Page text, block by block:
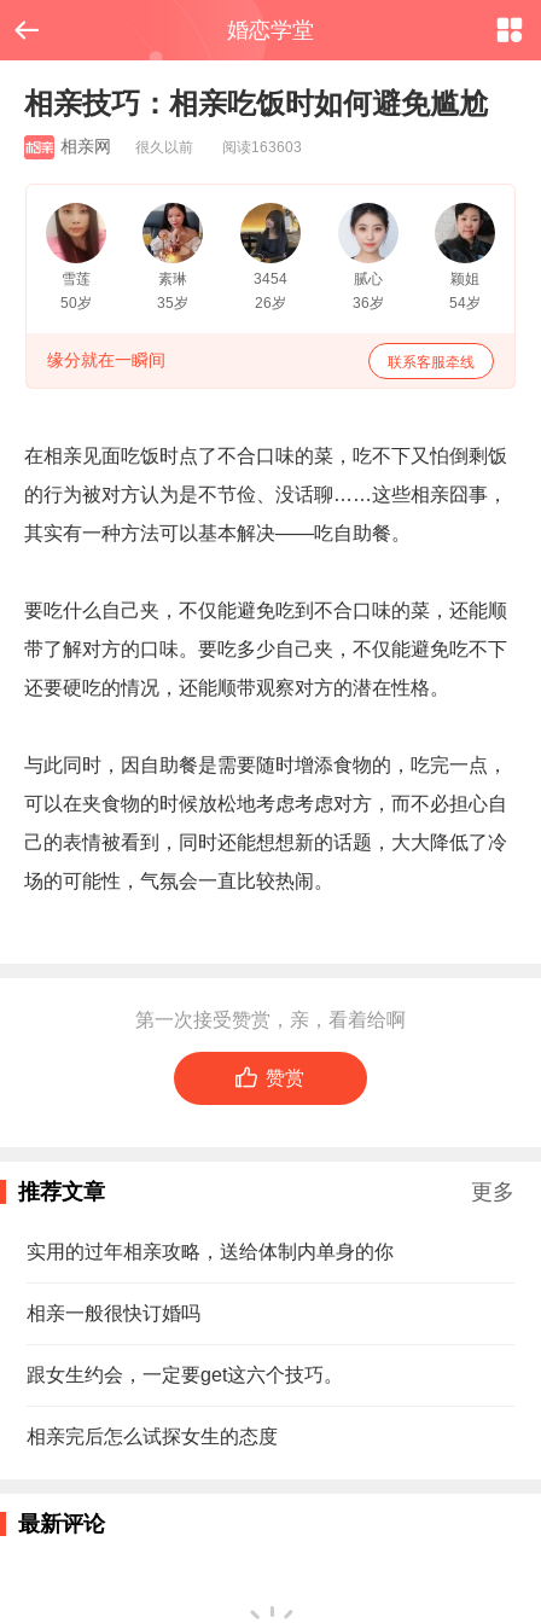
 婚恋学堂
相亲技巧：相亲吃饭时如何避免尴尬
相亲网 很久以前 阅读163603
雪莲
50岁
素琳
35岁
3454
26岁
腻心
36岁
颖姐
54岁
缘分就在一瞬间 联系客服牵线
在相亲见面吃饭时点了不合口味的菜，吃不下又怕倒剩饭
的行为被对方认为是不节俭、没话聊……这些相亲囧事，
其实有一种方法可以基本解决——吃自助餐。
要吃什么自己夹，不仅能避免吃到不合口味的菜，还能顺
带了解对方的口味。要吃多少自己夹，不仅能避免吃不下
还要硬吃的情况，还能顺带观察对方的潜在性格。
与此同时，因自助餐是需要随时增添食物的，吃完一点，
可以在夹食物的时候放松地考虑考虑对方，而不必担心自
己的表情被看到，同时还能想想新的话题，大大降低了冷
场的可能性，气氛会一直比较热闹。
第一次接受赞赏，亲，看着给啊
 赞赏
推荐文章 更多
实用的过年相亲攻略，送给体制内单身的你
相亲一般很快订婚吗
跟女生约会，一定要get这六个技巧。
相亲完后怎么试探女生的态度
最新评论
